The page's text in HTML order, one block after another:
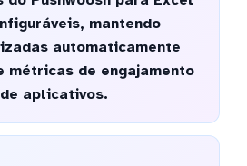
mantendo
automaticamente
métricas de engajamento
aplicativos.